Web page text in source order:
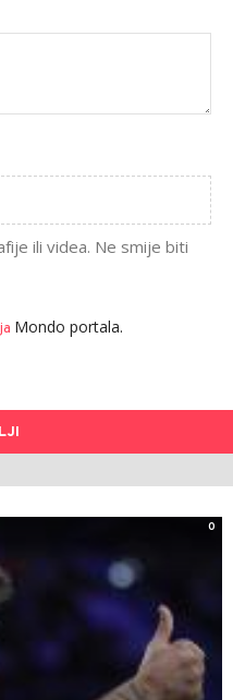
ili videa. Ne smije biti
Mondo portala.
0